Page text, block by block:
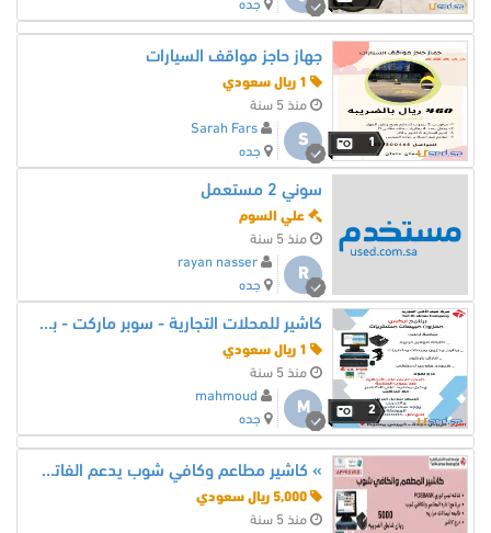
جده
1
جهاز حاجز مواقف السيارات
منذ 5 سنة
S
Sarah Fars
جده
سوني 2 مستعمل
علي السوم
منذ 5 سنة
R
rayan nasser
جده
2
كاشير للمحلات التجارية - سوبر ماركت - بقالة - تموينات
منذ 5 سنة
M
mahmoud
جده
» كاشير مطاعم وكافي شوب يدعم الفاتوره الالكترونيه
منذ 5 سنة